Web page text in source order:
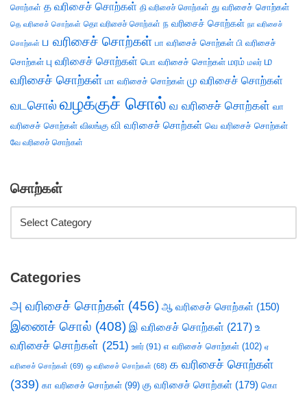
சொற்கள் த வரிசைச் சொற்கள் தி வரிசைச் சொற்கள் து வரிசைச் சொற்கள்
தெ வரிசைச் சொற்கள் தொ வரிசைச் சொற்கள் ந வரிசைச் சொற்கள் நா வரிசைச்
சொற்கள் ப வரிசைச் சொற்கள் பா வரிசைச் சொற்கள் பி வரிசைச்
சொற்கள் பு வரிசைச் சொற்கள் பொ வரிசைச் சொற்கள் மரம் மலர் ம
வரிசைச் சொற்கள் மா வரிசைச் சொற்கள் மு வரிசைச் சொற்கள்
வடசொல் வழக்குச் சொல் வ வரிசைச் சொற்கள் வா
வரிசைச் சொற்கள் விலங்கு வி வரிசைச் சொற்கள் வெ வரிசைச் சொற்கள்
வே வரிசைச் சொற்கள்
சொற்கள்
Categories
அ வரிசைச் சொற்கள் (456) ஆ வரிசைச் சொற்கள் (150)
இணைச் சொல் (408) இ வரிசைச் சொற்கள் (217) உ
வரிசைச் சொற்கள் (251) ஊர் (91) எ வரிசைச் சொற்கள் (102) ஏ
வரிசைச் சொற்கள் (69) ஒ வரிசைச் சொற்கள் (68) க வரிசைச் சொற்கள்
(339) கா வரிசைச் சொற்கள் (99) கு வரிசைச் சொற்கள் (179) கொ